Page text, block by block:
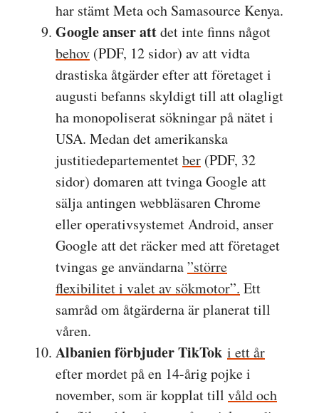
har stämt Meta och Samasource Kenya.
Google anser attdet inte finns något
behov (PDF, 12 sidor) av att vidta
drastiska åtgärder efter att företaget i
augusti befanns skyldigt till att olagligt
ha monopoliserat sökningar på nätet i
USA. Medan det amerikanska
justitiedepartementetber (PDF, 32
sidor) domaren att tvinga Google att
sälja antingen webbläsaren Chrome
eller operativsystemet Android, anser
Google att det räcker med att företaget
tvingas ge användarna”större
flexibilitet i valet av sökmotor”. Ett
samråd om åtgärderna är planerat till
våren.
Albanien förbjuder TikTok i ett år
efter mordet på en 14-årig pojke i
november, som är kopplat till våld och